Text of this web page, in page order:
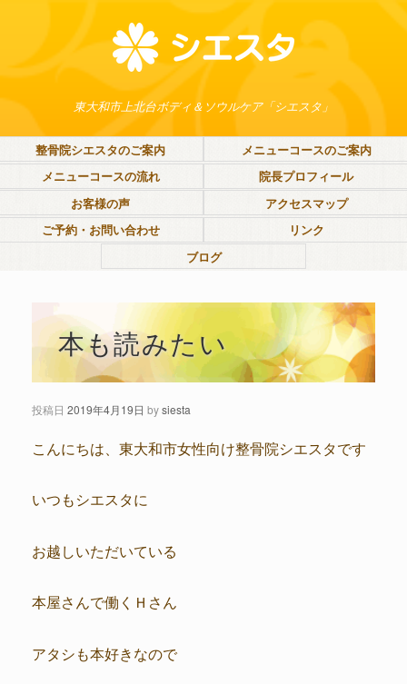
東大和市上北台ボディ＆ソウルケア「シエスタ」
整骨院シエスタのご案内
メニューコースのご案内
メニューコースの流れ
院長プロフィール
お客様の声
アクセスマップ
ご予約・お問い合わせ
リンク
ブログ
本も読みたい
投稿日 2019年4月19日 bysiesta
こんにちは、東大和市女性向け整骨院シエスタです
いつもシエスタに
お越しいただいている
本屋さんで働くＨさん
アタシも本好きなので